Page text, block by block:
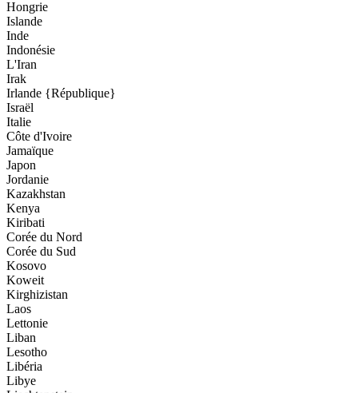
Hongrie
Islande
Inde
Indonésie
L'Iran
Irak
Irlande {République}
Israël
Italie
Côte d'Ivoire
Jamaïque
Japon
Jordanie
Kazakhstan
Kenya
Kiribati
Corée du Nord
Corée du Sud
Kosovo
Koweit
Kirghizistan
Laos
Lettonie
Liban
Lesotho
Libéria
Libye